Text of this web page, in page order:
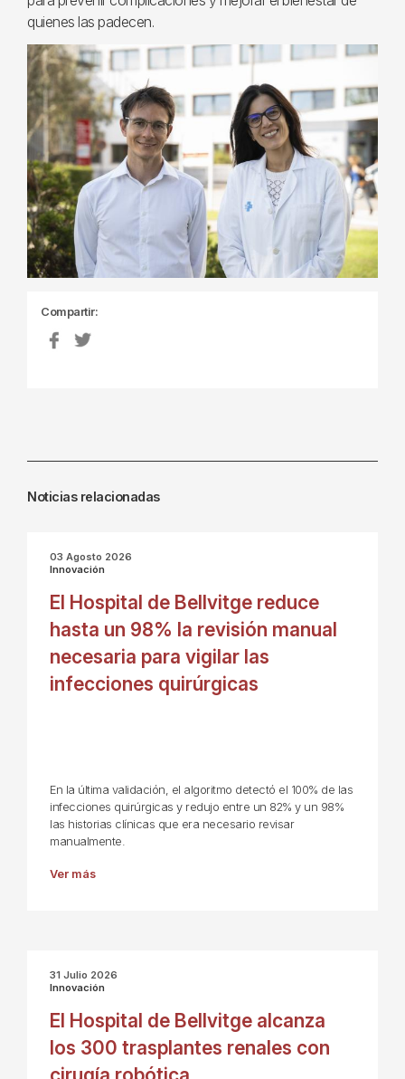
quienes las padecen.
Compartir:
Noticias relacionadas
03 Agosto 2026
Innovación
El Hospital de Bellvitge reduce
hasta un 98% la revisión manual
necesaria para vigilar las
infecciones quirúrgicas
En la última validación, el algoritmo detectó el 100% de las
infecciones quirúrgicas y redujo entre un 82% y un 98%
las historias clínicas que era necesario revisar
manualmente.
Ver más
31 Julio 2026
Innovación
El Hospital de Bellvitge alcanza
los 300 trasplantes renales con